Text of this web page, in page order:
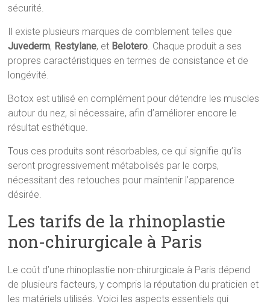
sécurité.
Il existe plusieurs marques de comblement telles que
Juvederm, Restylane, et Belotero. Chaque produit a ses
propres caractéristiques en termes de consistance et de
longévité.
Botox est utilisé en complément pour détendre les muscles
autour du nez, si nécessaire, afin d’améliorer encore le
résultat esthétique.
Tous ces produits sont résorbables, ce qui signifie qu’ils
seront progressivement métabolisés par le corps,
nécessitant des retouches pour maintenir l’apparence
désirée.
Les tarifs de la rhinoplastie
non-chirurgicale à Paris
Le coût d’une rhinoplastie non-chirurgicale à Paris dépend
de plusieurs facteurs, y compris la réputation du praticien et
les matériels utilisés. Voici les aspects essentiels qui